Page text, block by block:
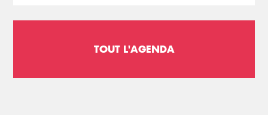
TOUT L'AGENDA